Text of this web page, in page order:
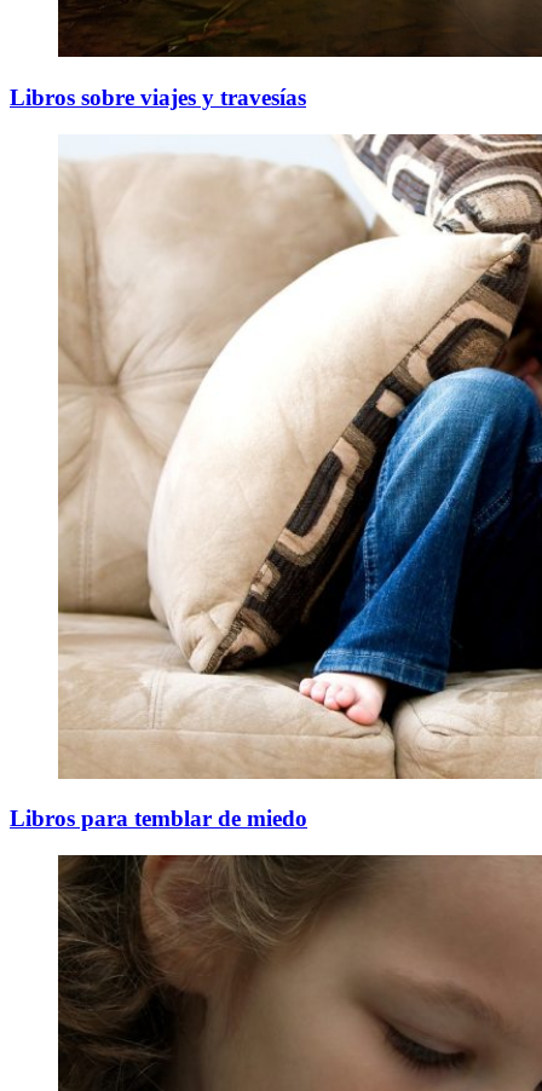
Libros sobre viajes y travesías
Libros para temblar de miedo